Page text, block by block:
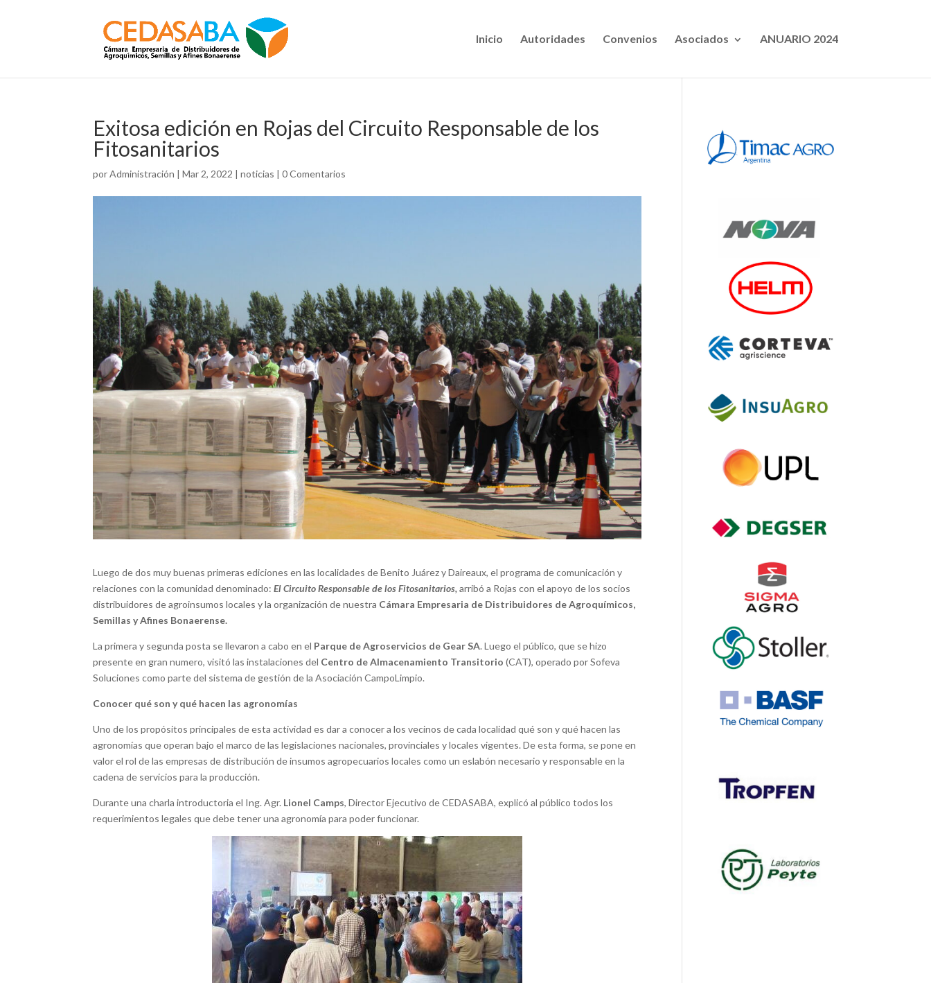
Inicio Autoridades Convenios Asociados ANUARIO 2024
Exitosa edición en Rojas del Circuito Responsable de los
Fitosanitarios
porAdministración |Mar 2, 2022 |noticias |0 Comentarios
Luego de dos muy buenas primeras ediciones en las localidades de Benito Juárez y Daireaux, el programa de comunicación y
relaciones con la comunidad denominado:El Circuito Responsable de los Fitosanitarios, arribó a Rojas con el apoyo de los socios
distribuidores de agroinsumos locales y la organización de nuestra Cámara Empresaria de Distribuidores de Agroquímicos,
Semillas y Afines Bonaerense.
La primera y segunda posta se llevaron a cabo en el Parque de Agroservicios de Gear SA. Luego el público, que se hizo
presente en gran numero, visitó las instalaciones del Centro de Almacenamiento Transitorio (CAT), operado por Sofeva
Soluciones como parte del sistema de gestión de la Asociación CampoLimpio.
Conocer qué son y qué hacen las agronomías
Uno de los propósitos principales de esta actividad es dar a conocer a los vecinos de cada localidad qué son y qué hacen las
agronomías que operan bajo el marco de las legislaciones nacionales, provinciales y locales vigentes. De esta forma, se pone en
valor el rol de las empresas de distribución de insumos agropecuarios locales como un eslabón necesario y responsable en la
cadena de servicios para la producción.
Durante una charla introductoria el Ing. Agr. Lionel Camps, Director Ejecutivo de CEDASABA, explicó al público todos los
requerimientos legales que debe tener una agronomía para poder funcionar.